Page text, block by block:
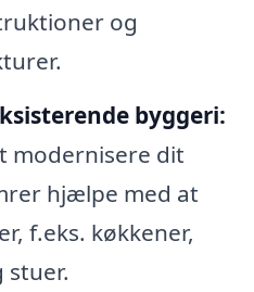
og
byggeri:
modernisere dit
hjælpe med at
f.eks. køkkener,